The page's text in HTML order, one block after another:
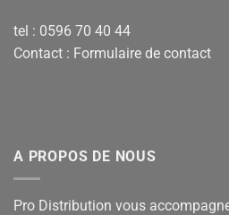
tel : 0596 70 40 44
Contact : Formulaire de contact
A PROPOS DE NOUS
Pro Distribution vous